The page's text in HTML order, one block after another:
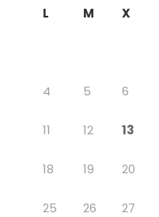
L M X
4 5 6
11 12 13
18 19 20
25 26 27